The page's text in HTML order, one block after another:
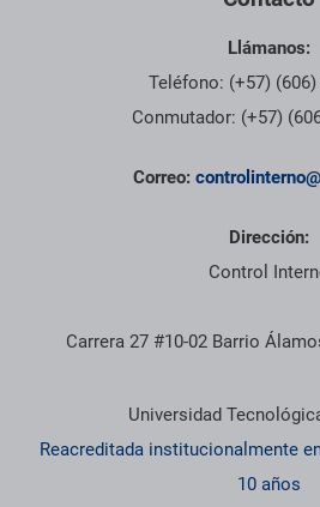
Llámanos:
Teléfono: (+57) (606)
Conmutador: (+57)
Correo:
Dirección:
Control
Carrera 27 #10-02 Barrio
Información institucional
Universidad
Reacreditada institucionalmente
10 años